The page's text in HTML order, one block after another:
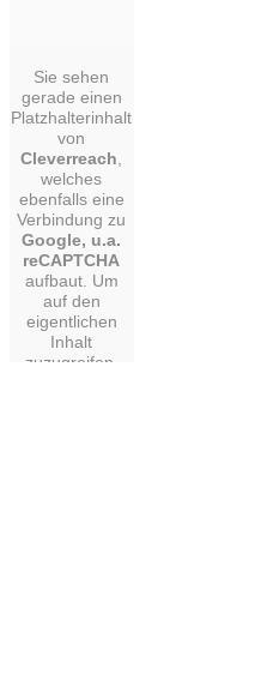
Sie sehen
gerade einen
Platzhalterinhalt
von
Cleverreach
welches
ebenfalls eine
Verbindung zu
Google, u.a.
reCAPTCHA
aufbaut. Um
auf den
eigentlichen
Inhalt
zuzugreifen,